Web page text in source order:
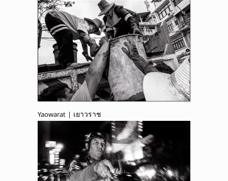
Yaowarat | เยาวราช